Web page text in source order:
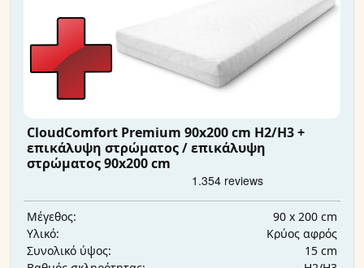
CloudComfort Premium 90x200 cm H2/H3 +
επικάλυψη στρώματος / επικάλυψη
στρώματος 90x200 cm
Μέγεθος:
90 x 200 cm
Υλικό:
Κρύος αφρός
Συνολικό ύψος:
15 cm